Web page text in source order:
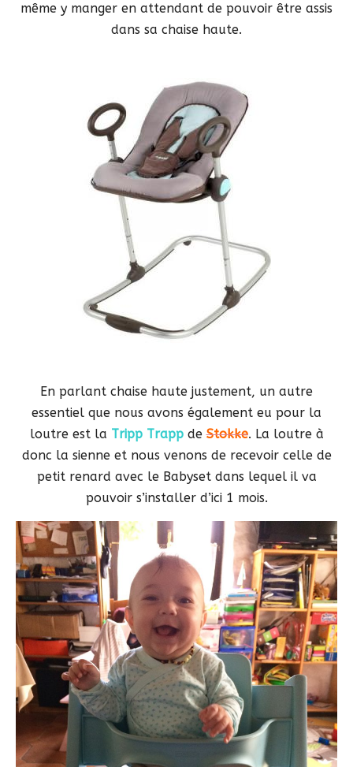
même y manger en attendant de pouvoir être assis
dans sa chaise haute.
En parlant chaise haute justement, un autre
essentiel que nous avons également eu pour la
loutre est la Tripp TrappdeStokke. La loutre à
donc la sienne et nous venons de recevoir celle de
petit renard avec le Babyset dans lequel il va
pouvoir s’installer d’ici 1 mois.